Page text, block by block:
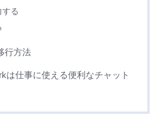
る
行方法
は仕事に使える便利なチャット